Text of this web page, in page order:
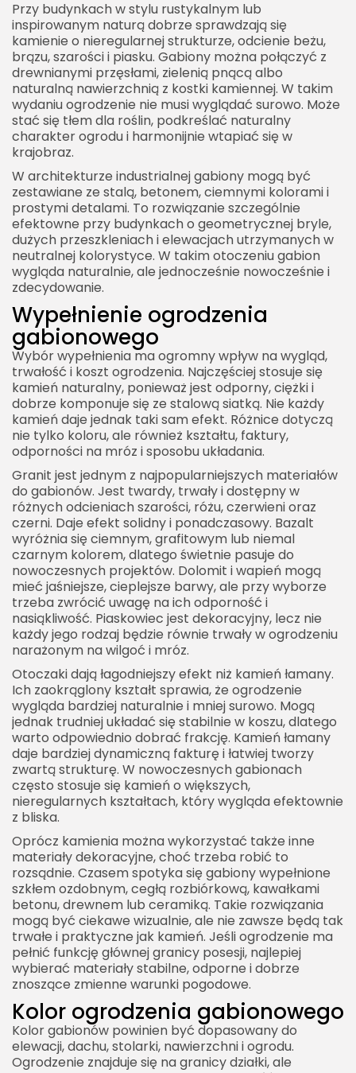
Przy budynkach w stylu rustykalnym lub
inspirowanym naturą dobrze sprawdzają się
kamienie o nieregularnej strukturze, odcienie beżu,
brązu, szarości i piasku. Gabiony można połączyć z
drewnianymi przęsłami, zielenią pnącą albo
naturalną nawierzchnią z kostki kamiennej. W takim
wydaniu ogrodzenie nie musi wyglądać surowo. Może
stać się tłem dla roślin, podkreślać naturalny
charakter ogrodu i harmonijnie wtapiać się w
krajobraz.
W architekturze industrialnej gabiony mogą być
zestawiane ze stalą, betonem, ciemnymi kolorami i
prostymi detalami. To rozwiązanie szczególnie
efektowne przy budynkach o geometrycznej bryle,
dużych przeszkleniach i elewacjach utrzymanych w
neutralnej kolorystyce. W takim otoczeniu gabion
wygląda naturalnie, ale jednocześnie nowocześnie i
zdecydowanie.
Wypełnienie ogrodzenia
gabionowego
Wybór wypełnienia ma ogromny wpływ na wygląd,
trwałość i koszt ogrodzenia. Najczęściej stosuje się
kamień naturalny, ponieważ jest odporny, ciężki i
dobrze komponuje się ze stalową siatką. Nie każdy
kamień daje jednak taki sam efekt. Różnice dotyczą
nie tylko koloru, ale również kształtu, faktury,
odporności na mróz i sposobu układania.
Granit jest jednym z najpopularniejszych materiałów
do gabionów. Jest twardy, trwały i dostępny w
różnych odcieniach szarości, różu, czerwieni oraz
czerni. Daje efekt solidny i ponadczasowy. Bazalt
wyróżnia się ciemnym, grafitowym lub niemal
czarnym kolorem, dlatego świetnie pasuje do
nowoczesnych projektów. Dolomit i wapień mogą
mieć jaśniejsze, cieplejsze barwy, ale przy wyborze
trzeba zwrócić uwagę na ich odporność i
nasiąkliwość. Piaskowiec jest dekoracyjny, lecz nie
każdy jego rodzaj będzie równie trwały w ogrodzeniu
narażonym na wilgoć i mróz.
Otoczaki dają łagodniejszy efekt niż kamień łamany.
Ich zaokrąglony kształt sprawia, że ogrodzenie
wygląda bardziej naturalnie i mniej surowo. Mogą
jednak trudniej układać się stabilnie w koszu, dlatego
warto odpowiednio dobrać frakcję. Kamień łamany
daje bardziej dynamiczną fakturę i łatwiej tworzy
zwartą strukturę. W nowoczesnych gabionach
często stosuje się kamień o większych,
nieregularnych kształtach, który wygląda efektownie
z bliska.
Oprócz kamienia można wykorzystać także inne
materiały dekoracyjne, choć trzeba robić to
rozsądnie. Czasem spotyka się gabiony wypełnione
szkłem ozdobnym, cegłą rozbiórkową, kawałkami
betonu, drewnem lub ceramiką. Takie rozwiązania
mogą być ciekawe wizualnie, ale nie zawsze będą tak
trwałe i praktyczne jak kamień. Jeśli ogrodzenie ma
pełnić funkcję głównej granicy posesji, najlepiej
wybierać materiały stabilne, odporne i dobrze
znoszące zmienne warunki pogodowe.
Kolor ogrodzenia gabionowego
Kolor gabionów powinien być dopasowany do
elewacji, dachu, stolarki, nawierzchni i ogrodu.
Ogrodzenie znajduje się na granicy działki, ale